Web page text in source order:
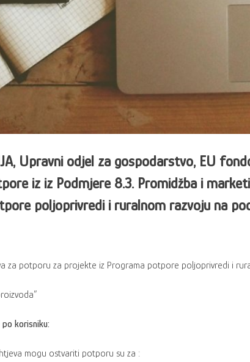
Upravni odjel za gospodarstvo, EU
iz iz Podmjere 8.3. Promidžba i
poljoprivredi i ruralnom razvoju na
za potporu za projekte iz Programa potpore poljoprivredi i
korisniku:
mogu ostvariti potporu su za :